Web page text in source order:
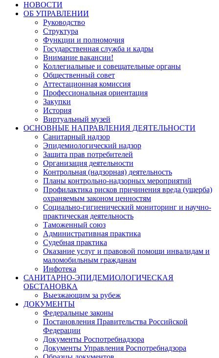
НОВОСТИ
ОБ УПРАВЛЕНИИ
Руководство
Структура
Функции и полномочия
Государственная служба и кадры
Внимание вакансии!
Коллегиальные и совещательные органы
Общественный совет
Аттестационная комиссия
Профессиональная ориентация
Закупки
История
Виртуальный музей
ОСНОВНЫЕ НАПРАВЛЕНИЯ ДЕЯТЕЛЬНОСТИ
Санитарный надзор
Эпидемиологический надзор
Защита прав потребителей
Организация деятельности
Контрольная (надзорная) деятельность
Планы контрольно-надзорных мероприятий
Профилактика рисков причинения вреда (ущерба)
охраняемым законом ценностям
Социально-гигиенический мониторинг и научно-
практическая деятельность
Таможенный союз
Административная практика
Судебная практика
Оказание услуг и правовой помощи инвалидам и
маломобильным гражданам
Инфотека
САНИТАРНО-ЭПИДЕМИОЛОГИЧЕСКАЯ
ОБСТАНОВКА
Выезжающим за рубеж
ДОКУМЕНТЫ
Федеральные законы
Постановления Правительства Российской
Федерации
Документы Роспотребнадзора
Документы Управления Роспотребнадзора